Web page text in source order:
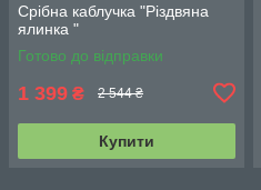
Срібна каблучка "Різдвяна
ялинка "
Готово до відправки
1 399 ₴ 2 544 ₴
Купити